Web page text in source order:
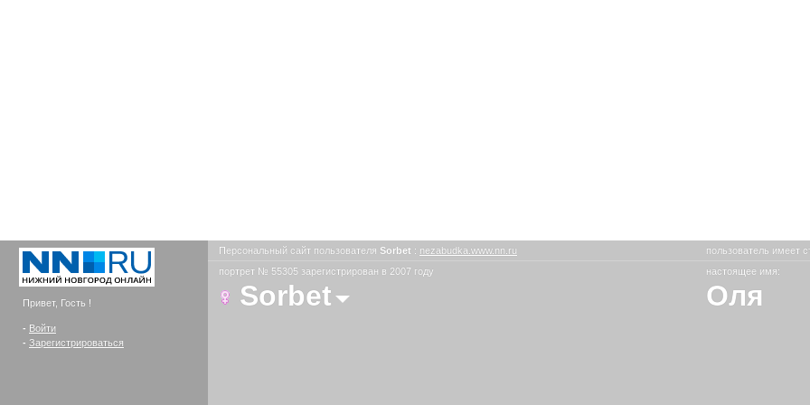
Привет, Гость !
- Войти
- Зарегистрироваться
Персональный сайт пользователя Sorbet : nezabudka.www.nn.ru пользователь имеет
портрет № 55305 зарегистрирован в 2007 году
Sorbet
настоящее имя:
Оля